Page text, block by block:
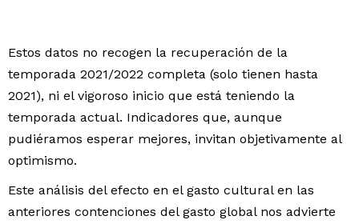
Estos datos no recogen la recuperación de la
temporada 2021/2022 completa (solo tienen hasta
2021), ni el vigoroso inicio que está teniendo la
temporada actual. Indicadores que, aunque
pudiéramos esperar mejores, invitan objetivamente al
optimismo.
Este análisis del efecto en el gasto cultural en las
anteriores contenciones del gasto global nos advierte